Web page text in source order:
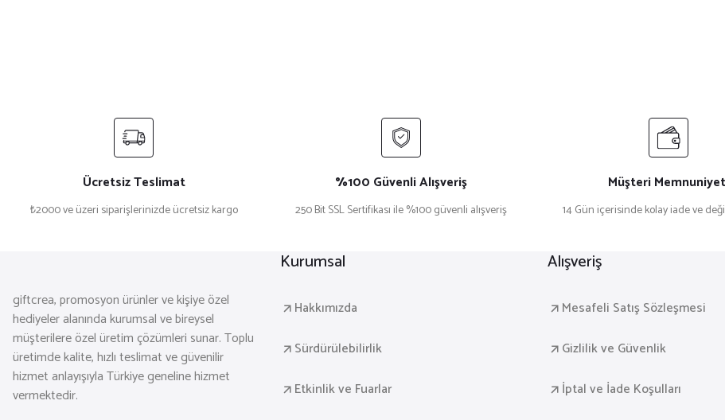
Sepete Ekle
₺ 1.499,90
Sepete Ekle Sepete Ekle
Dekoratif 3’lü Ahşap Tablo Seti | UV Baskı Çerçeveli Duvar Tablosu V30 Dekoratif 3’lü Ahşap Tablo Seti | UV Baskı Çerçeveli
Ücretsiz Teslimat
₺2000 ve üzeri siparişlerinizde ücretsiz kargo
%100 Güvenli Alışveriş
250 Bit SSL Sertifikası ile %100 güvenli alışveriş
Müşteri
14 Gün içerisinde kolay iade ve
giftcrea, promosyon ürünler ve kişiye özel
hediyeler alanında kurumsal ve bireysel
müşterilere özel üretim çözümleri sunar. Toplu
üretimde kalite, hızlı teslimat ve güvenilir
hizmet anlayışıyla Türkiye geneline hizmet
vermektedir.
Kurumsal
Hakkımızda
Sürdürülebilirlik
Etkinlik ve Fuarlar
Alışveriş
Mesafeli Satış Sözleşmesi
Gizlilik ve Güvenlik
İptal ve İade Koşulları